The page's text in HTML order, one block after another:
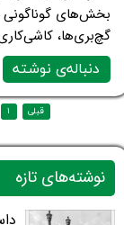
بخش‌های گوناگونی
گچ‌بری‌ها،
دنباله‌ی نوشته
نوشته‌های تازه